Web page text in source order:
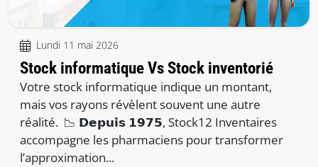
Lundi 11 mai 2026
Stock informatique Vs Stock inventorié
Votre stock informatique indique un montant,
mais vos rayons révèlent souvent une autre
réalité. 📉 𝗗𝗲𝗽𝘂𝗶𝘀 𝟭𝟵𝟳𝟱, Stock12 Inventaires
accompagne les pharmaciens pour transformer
l’approximation...